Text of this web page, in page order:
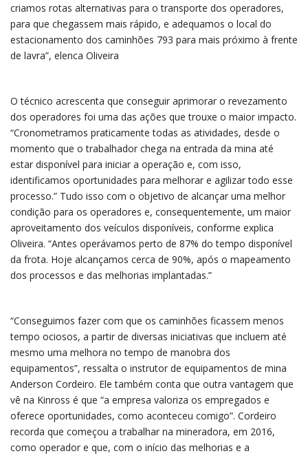
criamos rotas alternativas para o transporte dos operadores,
para que chegassem mais rápido, e adequamos o local do
estacionamento dos caminhões 793 para mais próximo à frente
de lavra”, elenca Oliveira
O técnico acrescenta que conseguir aprimorar o revezamento
dos operadores foi uma das ações que trouxe o maior impacto.
“Cronometramos praticamente todas as atividades, desde o
momento que o trabalhador chega na entrada da mina até
estar disponível para iniciar a operação e, com isso,
identificamos oportunidades para melhorar e agilizar todo esse
processo.” Tudo isso com o objetivo de alcançar uma melhor
condição para os operadores e, consequentemente, um maior
aproveitamento dos veículos disponíveis, conforme explica
Oliveira. “Antes operávamos perto de 87% do tempo disponível
da frota. Hoje alcançamos cerca de 90%, após o mapeamento
dos processos e das melhorias implantadas.”
“Conseguimos fazer com que os caminhões ficassem menos
tempo ociosos, a partir de diversas iniciativas que incluem até
mesmo uma melhora no tempo de manobra dos
equipamentos”, ressalta o instrutor de equipamentos de mina
Anderson Cordeiro. Ele também conta que outra vantagem que
vê na Kinross é que “a empresa valoriza os empregados e
oferece oportunidades, como aconteceu comigo”. Cordeiro
recorda que começou a trabalhar na mineradora, em 2016,
como operador e que, com o início das melhorias e a